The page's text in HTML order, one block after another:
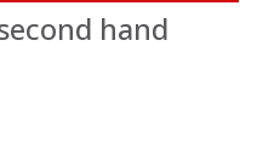
hand